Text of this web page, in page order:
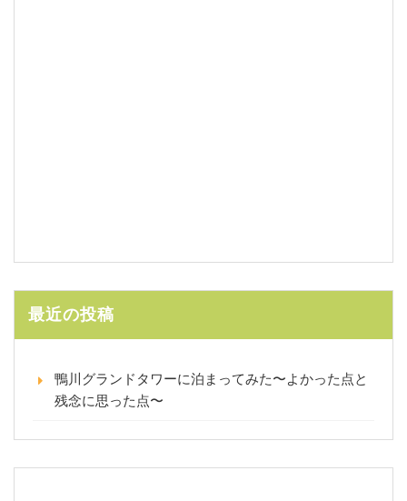
最近の投稿
鴨川グランドタワーに泊まってみた〜よかった点と
残念に思った点〜